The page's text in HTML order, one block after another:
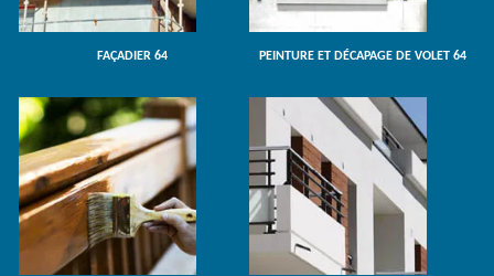
FAÇADIER 64 PEINTURE ET DÉCAPAGE DE VOLET 64